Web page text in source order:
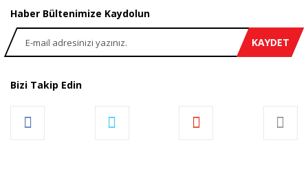
Haber Bültenimize Kaydolun
KAYDET
Bizi Takip Edin